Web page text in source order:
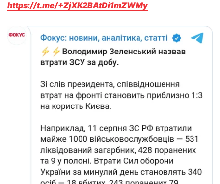
https://t.me/+ZjXK2BAtDi1mZWMy